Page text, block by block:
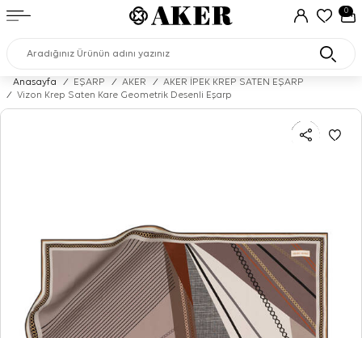
0
Anasayfa / EŞARP / AKER /
AKER İPEK KREP SATEN EŞARP
/
Vizon Krep Saten Kare Geometrik Desenli Eşarp